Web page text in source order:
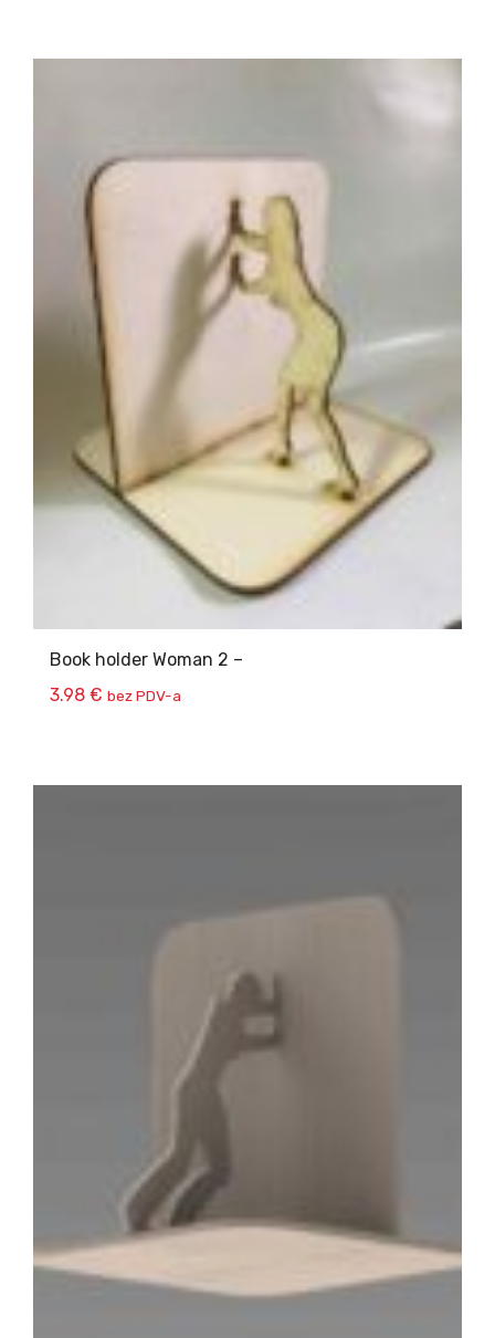
Book holder Woman 2 –
3.98 € bez PDV-a